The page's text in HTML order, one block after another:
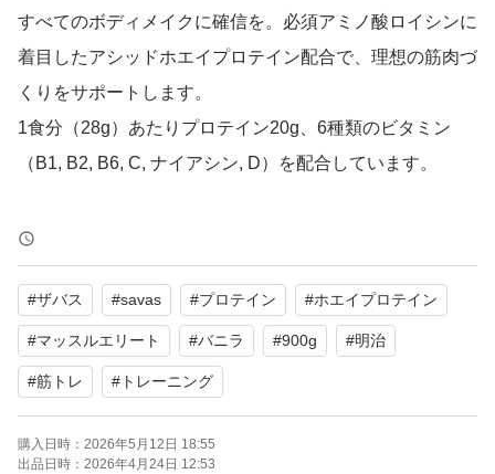
すべてのボディメイクに確信を。必須アミノ酸ロイシンに
着目したアシッドホエイプロテイン配合で、理想の筋肉づ
くりをサポートします。
1食分（28g）あたりプロテイン20g、6種類のビタミン
（B1, B2, B6, C, ナイアシン, D）を配合しています。
【ブランド】明治 ザバス
【商品名】マッスルエリート ACID WHEY PROTEIN
【風味】バニラ
【内容量】900g
【商品の状態】未使用
【賞味期限】2026.08
#ザバス #savas #プロテイン #ホエイプロテイン
#マッスルエリート #バニラ #900g #明治
#筋トレ # トレーニング
購入日時： 2026年5月12日 18:55
出品日時： 2026年4月24日 12:53